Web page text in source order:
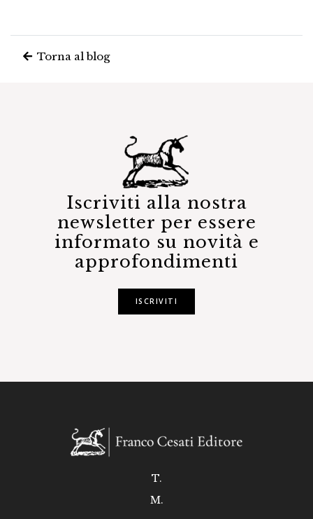
Torna al blog
Iscriviti alla nostra
newsletter per essere
informato su novità e
approfondimenti
ISCRIVITI
T.
M.